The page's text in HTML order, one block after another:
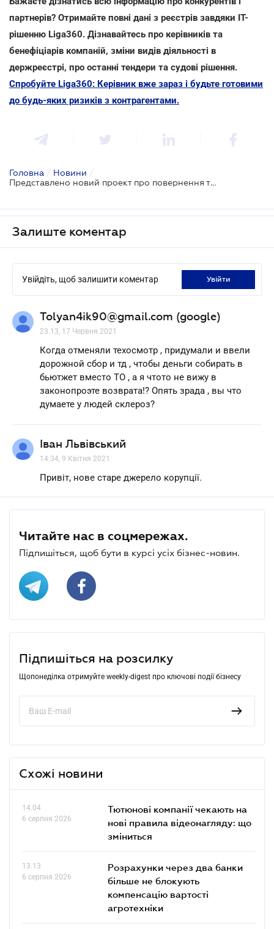
партнерів? Отримайте повні дані з реєстрів завдяки IT-
рішенню Liga360. Дізнавайтесь про керівників та
бенефіціарів компаній, зміни видів діяльності в
держреєстрі, про останні тендери та судові рішення.
Спробуйте Liga360: Керівник вже зараз і будьте готовими
до будь-яких ризиків з контрагентами.
Головна / Новини /
Представлено новий проект про повернення техогляду авто
Залиште коментар
Увійдіть, щоб залишити коментар увійти
Tolyan4ik90@gmail.com (google)
23.13, 17 Червня 2021
Когда отменяли техосмотр , придумали и ввели
дорожной сбор и тд , чтобы деньги собирать в
бьютжет вместо ТО , а я чтото не вижу в
законопроэте возврата!? Опять зрада , вы что
думаете у людей склероз?
Іван Львівський
14.34, 9 Квітня 2021
Привіт, нове старе джерело корупції.
Читайте нас в соцмережах.
Підпишіться, щоб бути в курсі усіх бізнес-новин.
Підпишіться на розсилку
Щопонеділка отримуйте weekly-digest про ключові події бізнесу
Схожі новини
14.04
6 серпня 2026
Тютюнові компанії чекають на
нові правила відеонагляду: що
зміниться
13.13
6 серпня 2026
Розрахунки через два банки
більше не блокують
компенсацію вартості
агротехніки